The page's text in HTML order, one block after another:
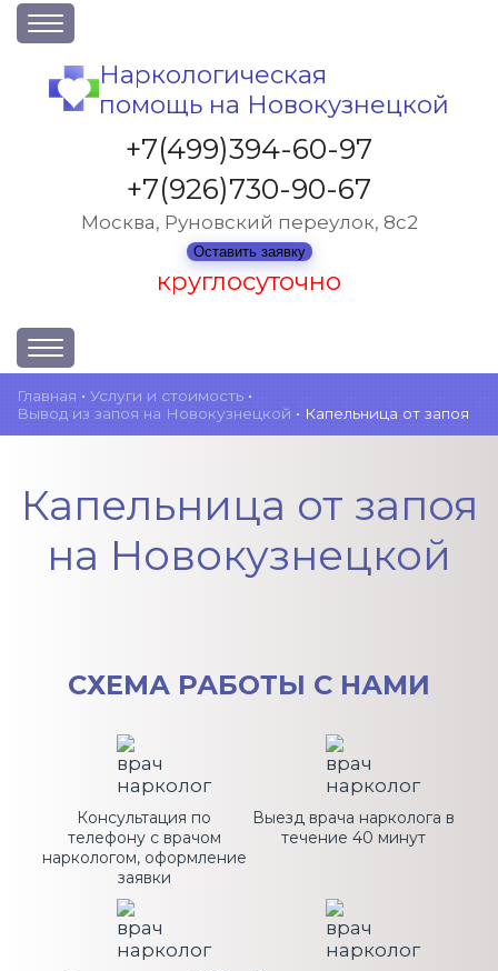
О клинике
Акции
Вакансии
Лицензии
Статьи
Наркологическая
помощь на Новокузнецкой
+7(499)394-60-97
+7(926)730-90-67
Москва, Руновский переулок, 8с2
Оставить заявку
круглосуточно
Услуги и стоимость
Отзывы
Главная • Услуги и стоимость •
Вывод из запоя на Новокузнецкой • Капельница от запоя
Капельница от запоя
на Новокузнецкой
СХЕМА РАБОТЫ С НАМИ
Консультация по
телефону с врачом
наркологом, оформление
заявки
Выезд врача нарколога в
течение 40 минут